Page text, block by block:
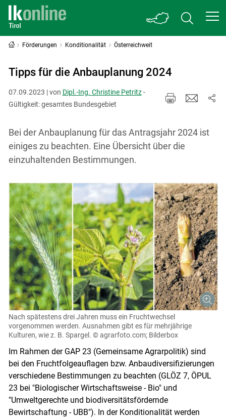
Förderungen Konditionalität Österreichweit
Tipps für die Anbauplanung 2024
07.09.2023 | von Dipl.-Ing. Christine Petritz-
Gültigkeit: gesamtes Bundesgebiet
Bei der Anbauplanung für das Antragsjahr 2024 ist
einiges zu beachten. Eine Übersicht über die
einzuhaltenden Bestimmungen.
Nach spätestens drei Jahren muss ein Fruchtwechsel
vorgenommen werden. Ausnahmen gibt es für mehrjährige
Kulturen, wie z. B. Spargel. © agrarfoto.com; Bilderbox
Im Rahmen der GAP 23 (Gemeinsame Agrarpolitik) sind
bei den Fruchtfolgeauflagen bzw. Anbaudiversifizierungen
verschiedene Bestimmungen zu beachten (GLÖZ 7, ÖPUL
23 bei "Biologischer Wirtschaftsweise - Bio" und
"Umweltgerechte und biodiversitätsfördernde
Bewirtschaftung - UBB"). In der Konditionalität werden